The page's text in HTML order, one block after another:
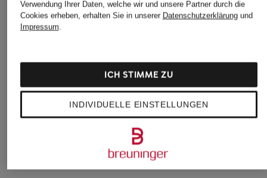
Anzüge für Herren
Bademäntel für Herren
Kleider
Lederjacken für Damen
Lederjacken für Herren
Leinenhosen für Herren
Leinenkleider
Verwendung Ihrer Daten, welche wir und unsere Partner durch die
Cookies erheben, erhalten Sie in unserer Datenschutzerklärungund
Impressum.
INDIVIDUELLE EINSTELLUNGEN
ICH STIMME ZU